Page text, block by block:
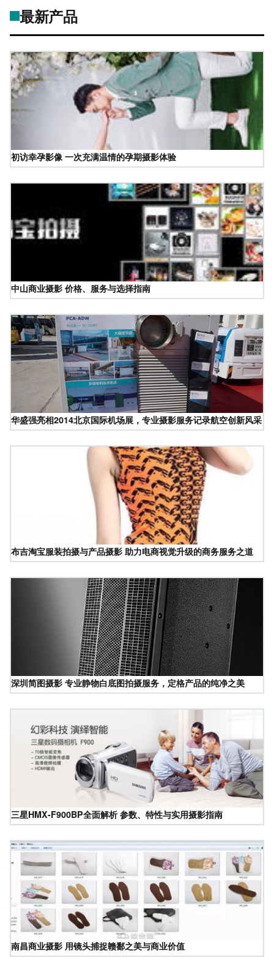
最新产品
初访幸孕影像 一次充满温情的孕期摄影体验
中山商业摄影 价格、服务与选择指南
华盛强亮相2014北京国际机场展，专业摄影服务记录航空创新风采
布吉淘宝服装拍摄与产品摄影 助力电商视觉升级的商务服务之道
深圳简图摄影 专业静物白底图拍摄服务，定格产品的纯净之美
三星HMX-F900BP全面解析 参数、特性与实用摄影指南
南昌商业摄影 用镜头捕捉赣鄱之美与商业价值